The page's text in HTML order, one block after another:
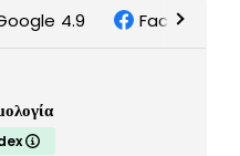
4.9 Facebook